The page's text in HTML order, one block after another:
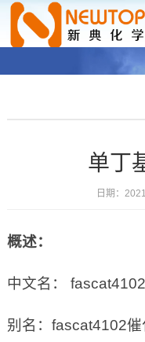
单丁
日期：
概述：
中文名：
别名：fascat4102催